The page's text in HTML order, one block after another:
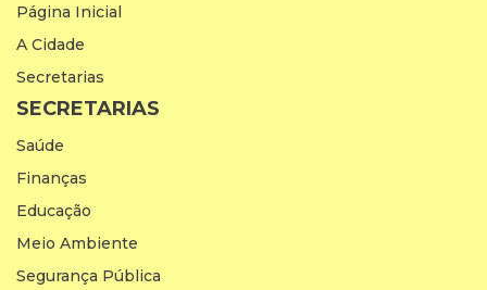
Página Inicial
A Cidade
Secretarias
SECRETARIAS
Saúde
Finanças
Educação
Meio Ambiente
Segurança Pública